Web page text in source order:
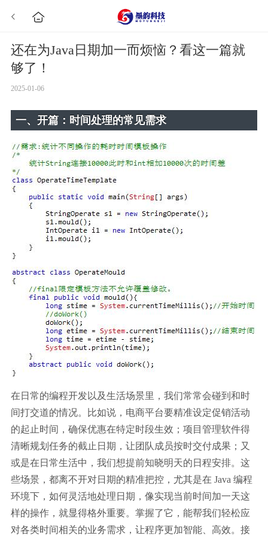
还在为Java日期加一而烦恼？看这一篇就
够了！
2025-01-06
一、开篇：时间处理的常见需求
在日常的编程开发以及生活场景里，我们常常会碰到和时
间打交道的情况。比如说，电商平台要精准设定促销活动
的起止时间，确保优惠在特定时段生效；项目管理软件得
清晰规划任务的截止日期，让团队成员按时交付成果；又
或是在日常生活中，我们想提前知晓明天的日程安排。这
些场景，都离不开对日期的精准把控，尤其是在 Java 编程
环境下，如何灵活地处理日期，像实现当前时间加一天这
样的操作，就显得格外重要。掌握了它，能帮我们轻松应
对各类时间相关的业务需求，让程序更加智能、高效。接